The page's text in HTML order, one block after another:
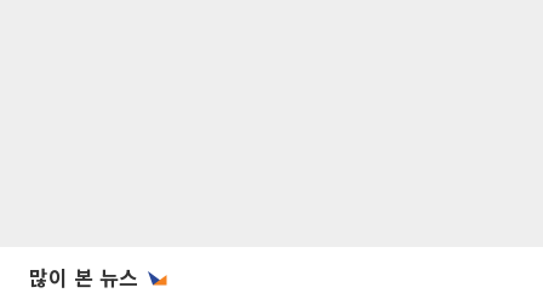
많이 본 뉴스